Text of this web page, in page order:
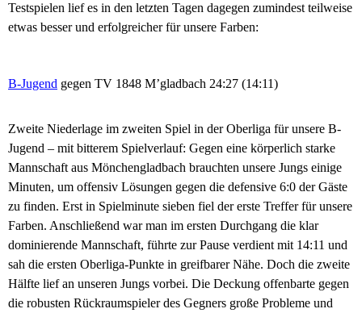
Testspielen lief es in den letzten Tagen dagegen zumindest teilweise
etwas besser und erfolgreicher für unsere Farben:
B-Jugend gegen TV 1848 M’gladbach 24:27 (14:11)
Zweite Niederlage im zweiten Spiel in der Oberliga für unsere B-
Jugend – mit bitterem Spielverlauf: Gegen eine körperlich starke
Mannschaft aus Mönchengladbach brauchten unsere Jungs einige
Minuten, um offensiv Lösungen gegen die defensive 6:0 der Gäste
zu finden. Erst in Spielminute sieben fiel der erste Treffer für unsere
Farben. Anschließend war man im ersten Durchgang die klar
dominierende Mannschaft, führte zur Pause verdient mit 14:11 und
sah die ersten Oberliga-Punkte in greifbarer Nähe. Doch die zweite
Hälfte lief an unseren Jungs vorbei. Die Deckung offenbarte gegen
die robusten Rückraumspieler des Gegners große Probleme und